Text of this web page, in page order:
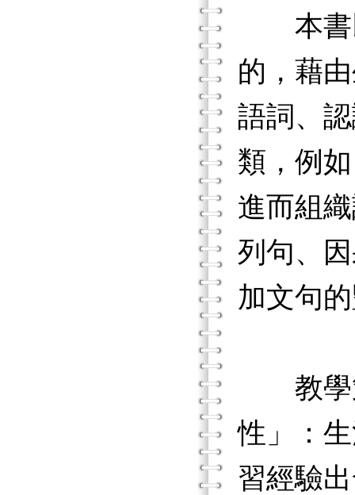
本書以
的，藉
語詞、
類，例
進而組
列句、
加文句
教學策
性」：
習經驗